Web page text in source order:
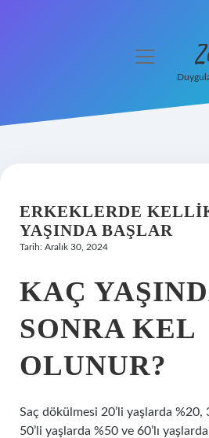
Hakkımızda
menüyü
ERKEKLERDE
YAŞINDA BAŞLAR
Tarih: Aralık 30, 2024
KAÇ
SONRA KEL
OLUNUR?
Saç dökülmesi 20’li yaşlarda %20,
50’li yaşlarda %50 ve 60’lı